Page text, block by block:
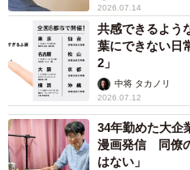
2026.07.14
共感できるよう
葉にできない日
2」
中将 タカノリ
2026.07.12
34年勤めた大企
漫画発信 同僚
はない」